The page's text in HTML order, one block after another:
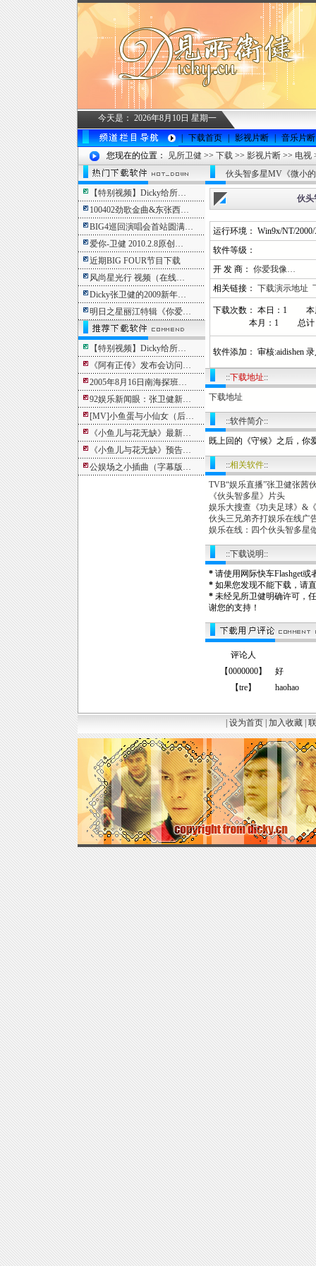
今天是： 2026年8月10日 星期一
| 下载首页 | 影视片断 | 音乐片断
您现在的位置：
见所卫健 >> 下载 >> 影视片断 >> 电视
【特别视频】Dicky给所…
100402劲歌金曲&东张西…
BIG4巡回演唱会首站圆满…
爱你-卫健 2010.2.8原创…
近期BIG FOUR节目下载
风尚星光行 视频（在线…
Dicky张卫健的2009新年…
明日之星丽江特辑《你爱…
【特别视频】Dicky给所…
《阿有正传》发布会访问…
2005年8月16日南海探班…
92娱乐新闻眼：张卫健新…
[MV]小鱼蛋与小仙女（后…
《小鱼儿与花无缺》最新…
《小鱼儿与花无缺》预告…
公娱场之小插曲（字幕版…
伙头智多星MV《微小
伙
运行环境： Win9x/NT/2000/
软件等级：
开 发 商： 你爱我像…
相关链接： 下载演示地址
下载次数： 本日：1 本
本月：1 总计：
软件添加： 审核:aidishen 录
::下载地址::
下载地址
::软件简介::
既上回的《守候》之后，你
::相关软件::
TVB“娱乐直播”张卫健张茜
《伙头智多星》片头
娱乐大搜查《功夫足球》&
伙头三兄弟齐打娱乐在线广
娱乐在线：四个伙头智多星
::下载说明::
* 请使用网际快车Flashget
* 如果您发现不能下载，请
* 未经见所卫健明确许可，
谢您的支持！
评论人
【0000000】
好
【tre】 haohao
设为首页| 加入收藏|